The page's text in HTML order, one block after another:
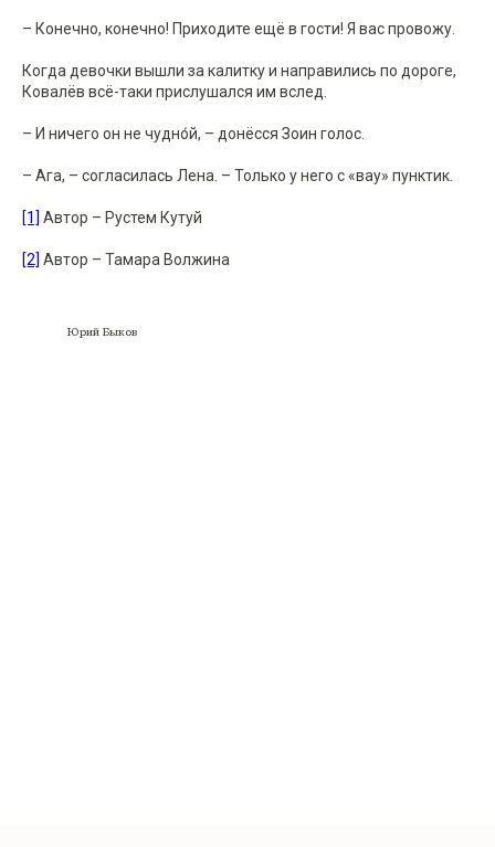
– Конечно, конечно! Приходите ещё в гости! Я вас провожу.
Когда девочки вышли за калитку и направились по дороге,
Ковалёв всё-таки прислушался им вслед.
– И ничего он не чудно́й, – донёсся Зоин голос.
– Ага, – согласилась Лена. – Только у него с «вау» пунктик.
[1] Автор – Рустем Кутуй
[2] Автор – Тамара Волжина
Юрий Быков